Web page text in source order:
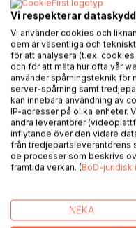
BESKRIVNING
You've binged every
series. You've listened
You scroll through your
the brutal killing. Why?
What is it that makes us
dominate every
tickets to murder tours
Vi respekterar dataskydd
Vi använder cookies och
dem är väsentliga och
för att analysera (t.ex.
och för att mäta hur ofta vår
använder spårningsteknik för
server-spårning samt
kan innebära användning av
IP-adresser på olika enheter.
andra leverantörer
inflytande över den vidare
från tredjepartsleverantörens
de processer som beskrivs
framtida verkan. (BoD-juridisk
NEKA